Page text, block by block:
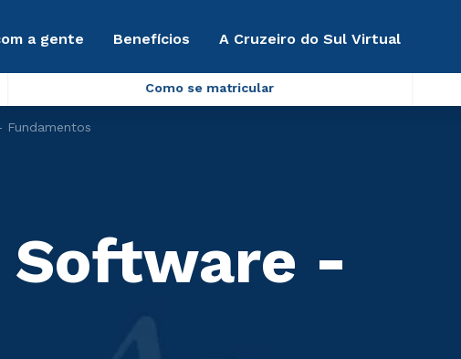
a gente Benefícios A Cruzeiro do Sul Virtual
Como se matricular
Fundamentos
Software -